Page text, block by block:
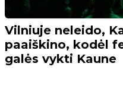
Vilniuje neleido,
paaiškino, kodėl
galės vykti Kaune